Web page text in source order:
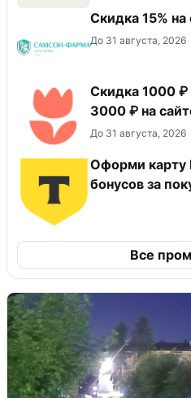
Скидка 15%
До 31 августа, 2026
Скидка 1000 ₽
3000 ₽ на
До 31 августа, 2026
Оформи карту
бонусов за
Все